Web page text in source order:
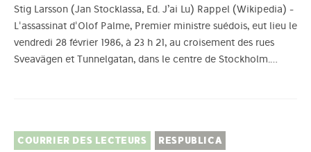
Stig Larsson (Jan Stocklassa, Ed. J’ai Lu) Rappel (Wikipedia) -
L'assassinat d'Olof Palme, Premier ministre suédois, eut lieu le
vendredi 28 février 1986, à 23 h 21, au croisement des rues
Sveavägen et Tunnelgatan, dans le centre de Stockholm.…
COURRIER DES LECTEURS RESPUBLICA